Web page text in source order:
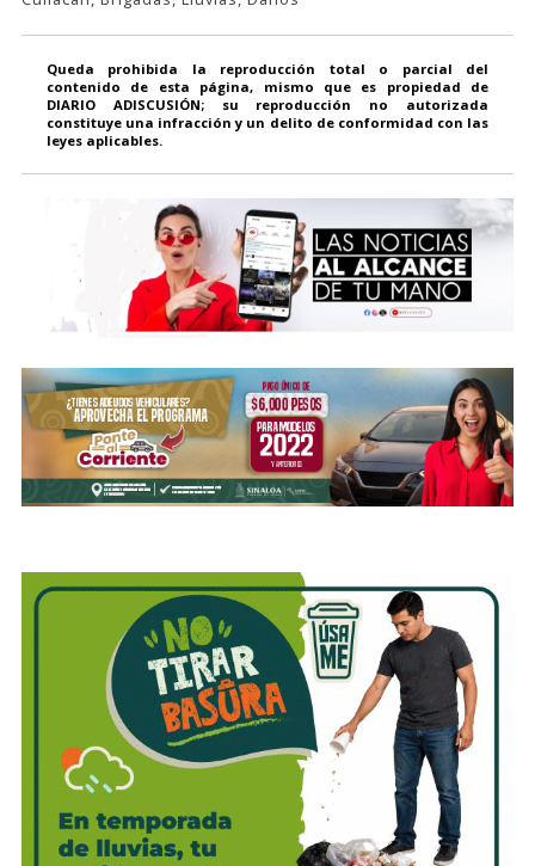
Queda prohibida la reproducción total o parcial del
contenido de esta página, mismo que es propiedad de
DIARIO ADISCUSIÓN; su reproducción no autorizada
constituye una infracción y un delito de conformidad con las
leyes aplicables.